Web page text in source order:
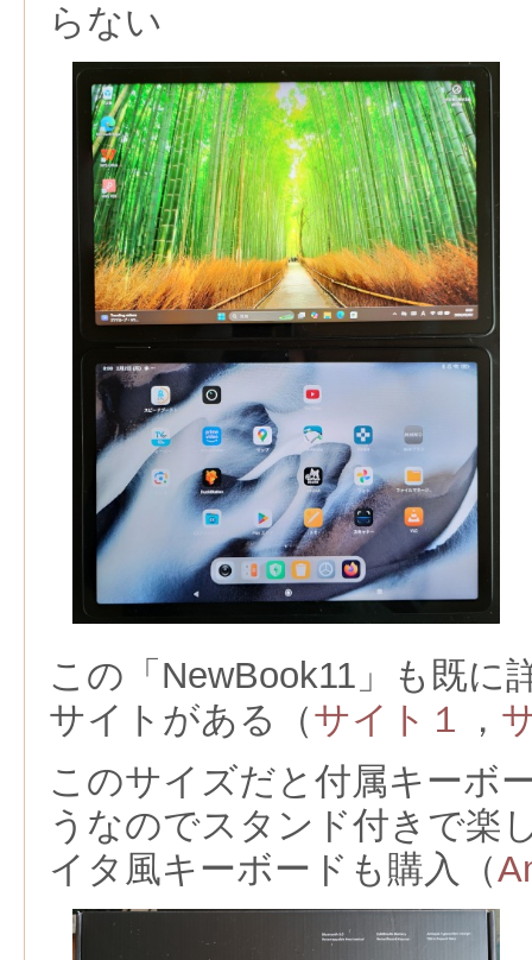
らない
この「 NewBook11 」も既に
サイトがある（サイト１ ，
このサイズだと付属キーボ
うなのでスタンド付きで楽
イタ風キーボードも購入（